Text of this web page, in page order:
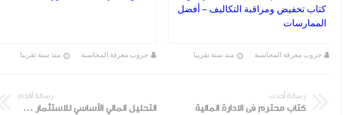
جروب معرفة المحاسبة منذ سنة تقريبا جروب معرفة المحاسبة منذ سنة تقريبا
رسالة أحدث
كتاب محترم فى الادارة المالية
رسالة أقدم
التحليل المالي الأساسي للاستثمار في الأوراق المالية - أمين السيد أحمد لطفي